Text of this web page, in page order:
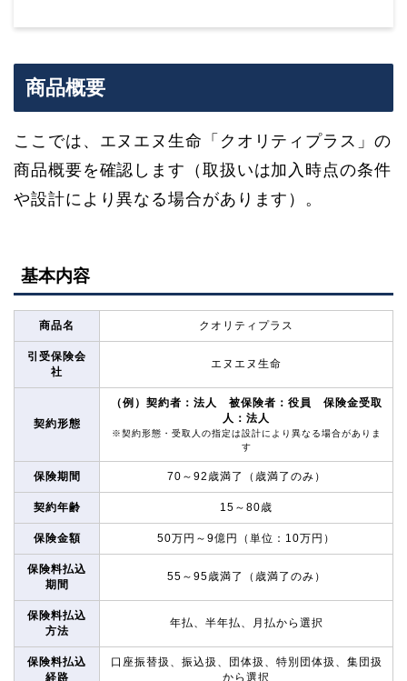
商品概要
ここでは、エヌエヌ生命「クオリティプラス」の
商品概要を確認します（取扱いは加入時点の条件
や設計により異なる場合があります）。
基本内容
商品名 クオリティプラス
引受保険会
社
エヌエヌ生命
契約形態
（例）契約者：法人 被保険者：役員 保険金受取
人：法人
※契約形態・受取人の指定は設計により異なる場合がありま
す
保険期間 70～92歳満了（歳満了のみ）
契約年齢 15～80歳
保険金額 50万円～9億円（単位：10万円）
保険料払込
期間
55～95歳満了（歳満了のみ）
保険料払込
方法
年払、半年払、月払から選択
保険料払込
経路
口座振替扱、振込扱、団体扱、特別団体扱、集団扱
から選択